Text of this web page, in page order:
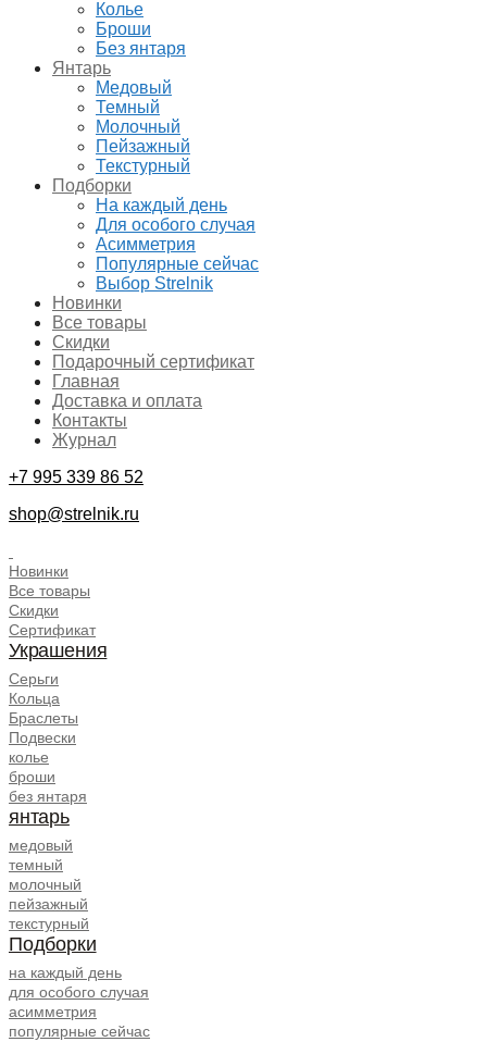
Колье
Броши
Без янтаря
Янтарь
Медовый
Темный
Молочный
Пейзажный
Текстурный
Подборки
На каждый день
Для особого случая
Асимметрия
Популярные сейчас
Выбор Strelnik
Новинки
Все товары
Скидки
Подарочный сертификат
Главная
Доставка и оплата
Контакты
Журнал
+7 995 339 86 52
shop@strelnik.ru
Новинки
Все товары
Скидки
Сертификат
Украшения
Серьги
Кольца
Браслеты
Подвески
колье
броши
без янтаря
янтарь
медовый
темный
молочный
пейзажный
текстурный
Подборки
на каждый день
для особого случая
асимметрия
популярные сейчас